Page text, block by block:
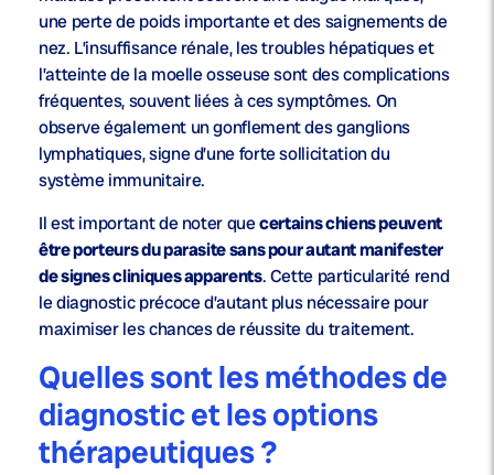
une perte de poids importante et des saignements de
nez. L’insuffisance rénale, les troubles hépatiques et
l’atteinte de la moelle osseuse sont des complications
fréquentes, souvent liées à ces symptômes. On
observe également un gonflement des ganglions
lymphatiques, signe d’une forte sollicitation du
système immunitaire.
Il est important de noter quecertains chiens peuvent
être porteurs du parasite sans pour autant manifester
de signes cliniques apparents. Cette particularité rend
le diagnostic précoce d’autant plus nécessaire pour
maximiser les chances de réussite du traitement.
Quelles sont les méthodes de
diagnostic et les options
thérapeutiques ?